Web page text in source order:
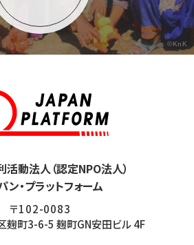
©KnK
動法人（認定NPO法人）
ン・プラットフォーム
〒102-0083
麹町3-6-5 麹町GN安田ビル 4F